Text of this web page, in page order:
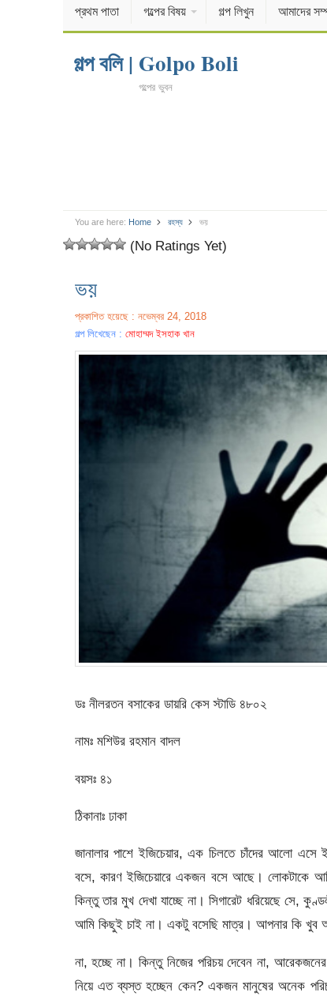
প্রথম পাতা গল্পের বিষয় গল্প লিখুন আমাদের
গল্প বলি | Golpo Boli
গল্পের ভুবন
You are here: Home রহস্য ভয়
(No Ratings Yet)
ভয়
প্রকাশিত হয়েছে : নভেম্বর 24, 2018
গল্প লিখেছেন : মোহাম্মদ ইসহাক খান
ডঃ নীলরতন বসাকের ডায়রি কেস স্টাডি ৪৮০২
নামঃ মশিউর রহমান বাদল
বয়সঃ ৪১
ঠিকানাঃ ঢাকা
জানালার পাশে ইজিচেয়ার, এক চিলতে চাঁদের আলো এসে
বসে, কারণ ইজিচেয়ারে একজন বসে আছে। লোকটাকে
কিন্তু তার মুখ দেখা যাচ্ছে না। সিগারেট ধরিয়েছে সে,
আমি কিছুই চাই না। একটু বসেছি মাত্র। আপনার কি খুব
না, হচ্ছে না। কিন্তু নিজের পরিচয় দেবেন না,
নিয়ে এত ব্যস্ত হচ্ছেন কেন? একজন মানুষের অনেক